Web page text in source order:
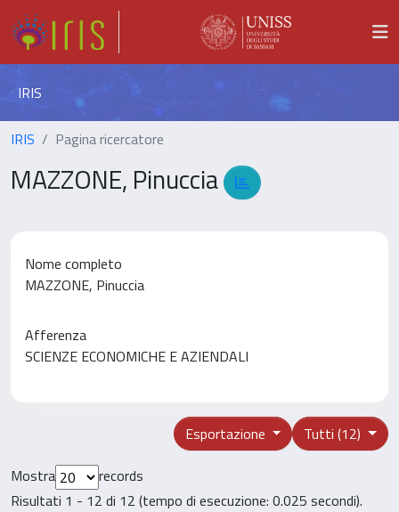
IRIS
IRIS Pagina ricercatore
MAZZONE, Pinuccia
Nome completo
MAZZONE, Pinuccia
Afferenza
SCIENZE ECONOMICHE E AZIENDALI
Tutti (12)
Esportazione
Mostra
records
Risultati 1 - 12 di 12 (tempo di esecuzione: 0.025 secondi).